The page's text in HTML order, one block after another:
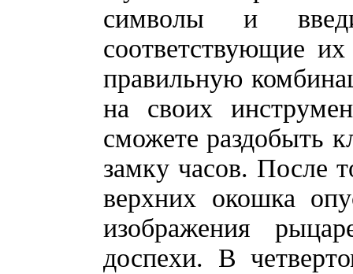
символы и
соответствующие
правильную
на своих
сможете раздобыть
замку часов. После
верхних окошка
изображения
доспехи. В